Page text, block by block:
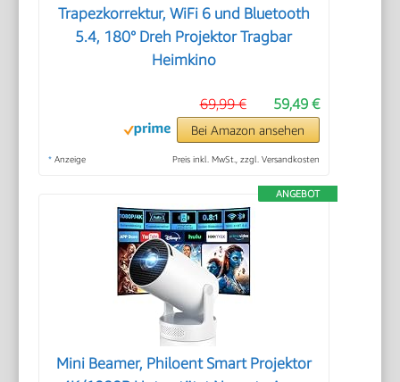
Trapezkorrektur, WiFi 6 und Bluetooth
5.4, 180° Dreh Projektor Tragbar
Heimkino
59,49 €
69,99 €
Bei Amazon ansehen
* Anzeige Preis inkl. MwSt., zzgl. Versandkosten
ANGEBOT
Mini Beamer, Philoent Smart Projektor